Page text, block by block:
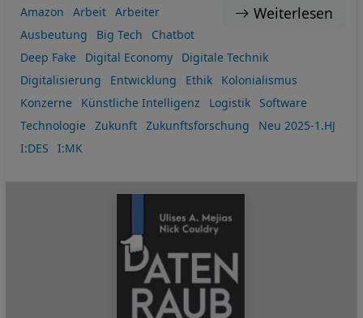
Weiterlesen
Amazon Arbeit
Arbeiter
Ausbeutung
Big Tech
Chatbot
Deep Fake
Digital Economy
Digitale Technik
Digitalisierung
Entwicklung Ethik
Kolonialismus
Konzerne
Künstliche Intelligenz Logistik
Software
Technologie
Zukunft Zukunftsforschung
Neu 2025-1.HJ
I:DES
I:MK